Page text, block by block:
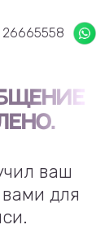
26665558
ваш
для